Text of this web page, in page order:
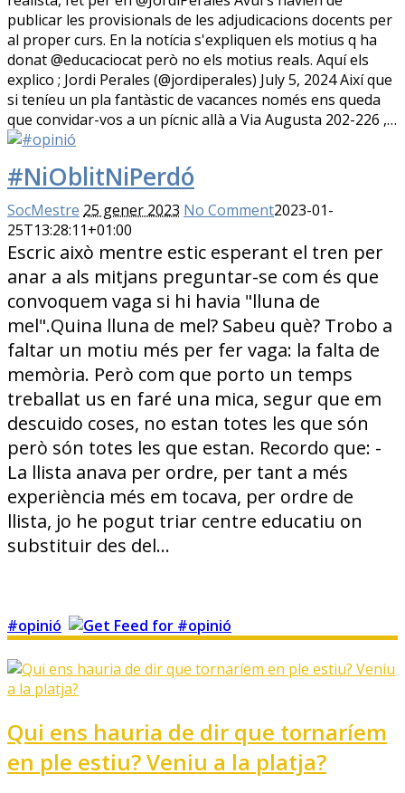
publicar les provisionals de les adjudicacions docents per
al proper curs. En la notícia s'expliquen els motius q ha
donat @educaciocat però no els motius reals. Aquí els
explico ; Jordi Perales (@jordiperales) July 5, 2024 Així que
si teníeu un pla fantàstic de vacances només ens queda
que convidar-vos a un pícnic allà a Via Augusta 202-226 ,…
#NiOblitNiPerdó
SocMestre 25 gener 2023 No Comment2023-01-
25T13:28:11+01:00
Escric això mentre estic esperant el tren per
anar a als mitjans preguntar-se com és que
convoquem vaga si hi havia "lluna de
mel".Quina lluna de mel? Sabeu què? Trobo a
faltar un motiu més per fer vaga: la falta de
memòria. Però com que porto un temps
treballat us en faré una mica, segur que em
descuido coses, no estan totes les que són
però són totes les que estan. Recordo que: -
La llista anava per ordre, per tant a més
experiència més em tocava, per ordre de
llista, jo he pogut triar centre educatiu on
substituir des del…
#opinió
Qui ens hauria de dir que tornaríem
en ple estiu? Veniu a la platja?